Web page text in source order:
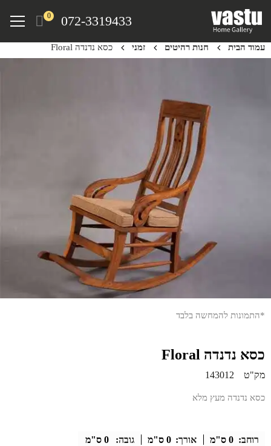
content
072-3319433
0
Menu
עמוד הבית חנות רהיטים זמני כסא נדנדה Floral
*התמונות להמחשה בלבד
כסא נדנדה Floral
מק"ט 143012
כסא נדנדה מעץ מלא
רוחב: 0 ס"מ אורך: 0 ס"מ גובה: 0 ס"מ